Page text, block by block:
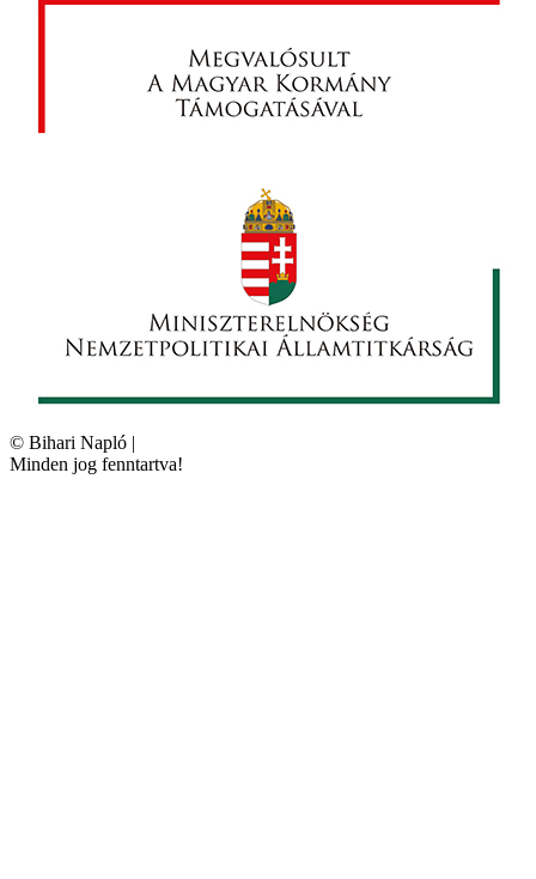
© Bihari Napló |
Minden jog fenntartva!